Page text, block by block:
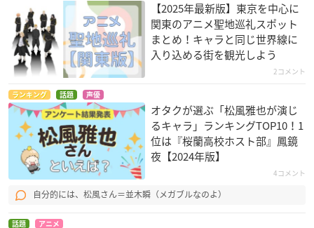
【2025年最新版】東京を中心に
関東のアニメ聖地巡礼スポット
まとめ！キャラと同じ世界線に
入り込める街を観光しよう
2コメント
ランキング 話題 声優
オタクが選ぶ「松風雅也が演じ
るキャラ」ランキングTOP10！1
位は『桜蘭高校ホスト部』鳳鏡
夜【2024年版】
4コメント
自分的には、松風さん＝並木瞬（メガブルなのよ）
話題 アニメ